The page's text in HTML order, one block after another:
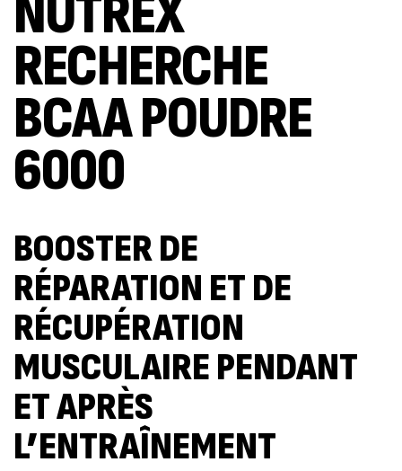
NUTREX
RECHERCHE
BCAA POUDRE
6000
BOOSTER DE
RÉPARATION ET DE
RÉCUPÉRATION
MUSCULAIRE PENDANT
ET APRÈS
L’ENTRAÎNEMENT